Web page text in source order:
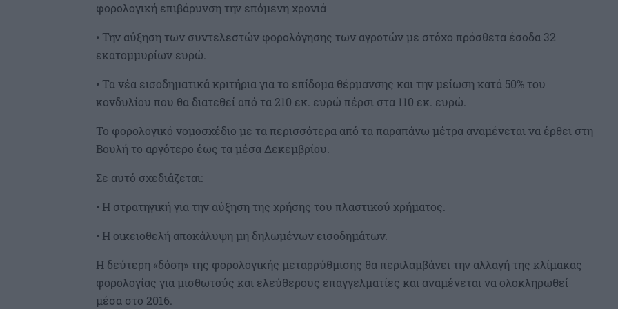
φορολογική επιβάρυνση την επόμενη χρονιά
• Την αύξηση των συντελεστών φορολόγησης των αγροτών με στόχο πρόσθετα έσοδα 32
εκατομμυρίων ευρώ.
• Τα νέα εισοδηματικά κριτήρια για το επίδομα θέρμανσης και την μείωση κατά 50% του
κονδυλίου που θα διατεθεί από τα 210 εκ. ευρώ πέρσι στα 110 εκ. ευρώ.
Το φορολογικό νομοσχέδιο με τα περισσότερα από τα παραπάνω μέτρα αναμένεται να έρθει στη
Βουλή το αργότερο έως τα μέσα Δεκεμβρίου.
Σε αυτό σχεδιάζεται:
• Η στρατηγική για την αύξηση της χρήσης του πλαστικού χρήματος.
• Η οικειοθελή αποκάλυψη μη δηλωμένων εισοδημάτων.
Η δεύτερη «δόση» της φορολογικής μεταρρύθμισης θα περιλαμβάνει την αλλαγή της κλίμακας
φορολογίας για μισθωτούς και ελεύθερους επαγγελματίες και αναμένεται να ολοκληρωθεί
μέσα στο 2016.